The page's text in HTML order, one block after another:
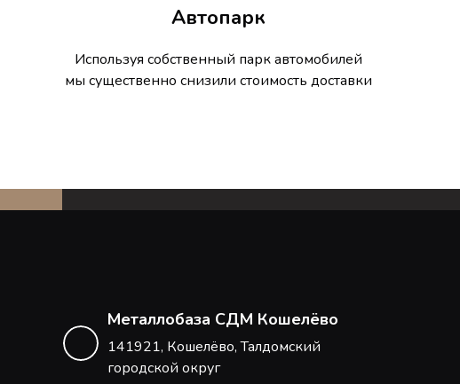
Автопарк
Используя собственный парк автомобилей
мы существенно снизили стоимость доставки
Металлобаза СДМ Кошелёво
141921, Кошелёво, Талдомский
городской округ